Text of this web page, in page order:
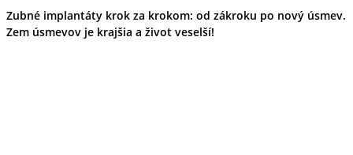
Zubné implantáty krok za krokom: od zákroku po nový úsmev.
Zem úsmevov je krajšia a život veselší!